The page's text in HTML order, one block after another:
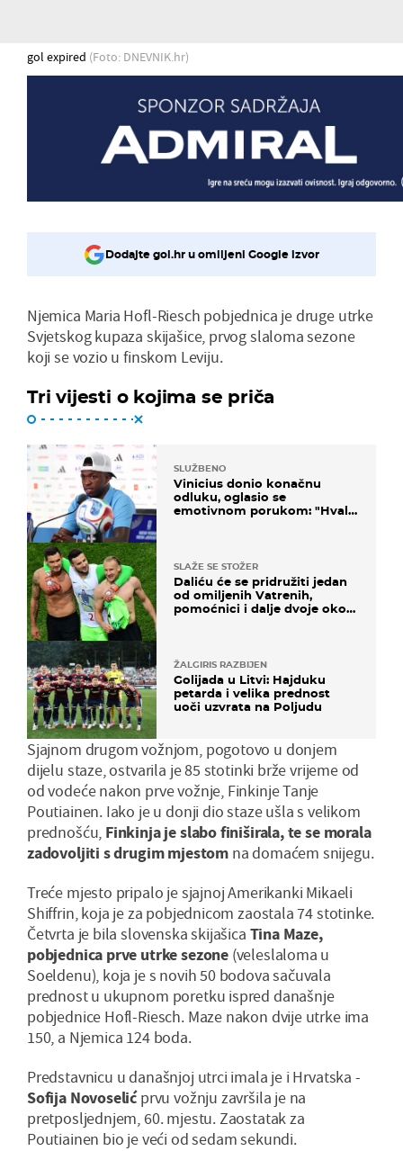
gol expired (Foto: DNEVNIK.hr)
Dodajte gol.hr u omiljeni Google izvor
Njemica Maria Hofl-Riesch pobjednica je druge utrke
Svjetskog kupaza skijašice, prvog slaloma sezone
koji se vozio u finskom Leviju.
Tri vijesti o kojima se priča
SLUŽBENO
Vinicius donio konačnu
odluku, oglasio se
emotivnom porukom: "Hvala
SLAŽE SE STOŽER
Daliću će se pridružiti jedan
od omiljenih Vatrenih,
pomoćnici i dalje dvoje oko
ŽALGIRIS RAZBIJEN
Golijada u Litvi: Hajduku
petarda i velika prednost
uoči uzvrata na Poljudu
Sjajnom drugom vožnjom, pogotovo u donjem
dijelu staze, ostvarila je 85 stotinki brže vrijeme od
od vodeće nakon prve vožnje, Finkinje Tanje
Poutiainen. Iako je u donji dio staze ušla s velikom
prednošću, Finkinja je slabo finiširala, te se morala
zadovoljiti s drugim mjestomna domaćem snijegu.
Treće mjesto pripalo je sjajnoj Amerikanki Mikaeli
Shiffrin, koja je za pobjednicom zaostala 74 stotinke.
Četvrta je bila slovenska skijašica Tina Maze,
pobjednica prve utrke sezone(veleslaloma u
Soeldenu), koja je s novih 50 bodova sačuvala
prednost u ukupnom poretku ispred današnje
pobjednice Hofl-Riesch. Maze nakon dvije utrke ima
150, a Njemica 124 boda.
Predstavnicu u današnjoj utrci imala je i Hrvatska -
Sofija Novoselićprvu vožnju završila je na
pretposljednjem, 60. mjestu. Zaostatak za
Poutiainen bio je veći od sedam sekundi.